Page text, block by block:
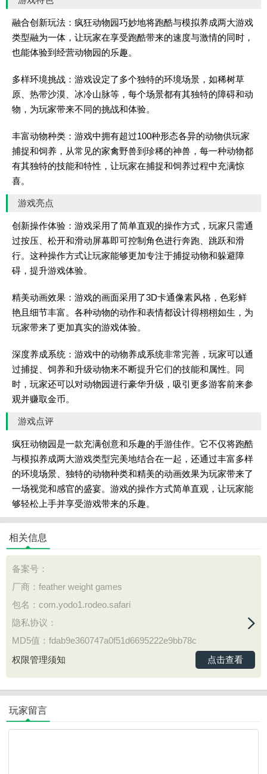
融合创新玩法：疯狂动物园巧妙地将跑酷与模拟养成两大游戏
类型融为一体，让玩家在享受跑酷带来的速度与激情的同时，
也能体验到经营动物园的乐趣。
多样环境挑战：游戏设定了多个独特的环境场景，如稀树草
原、热带沙漠、冰冷山脉等，每个场景都有其独特的障碍和动
物，为玩家带来不同的挑战和体验。
丰富动物种类：游戏中拥有超过100种形态各异的动物供玩家
捕捉和饲养，从常见的家禽野兽到珍稀的神兽，每一种动物都
有其独特的技能和特性，让玩家在捕捉和饲养过程中充满惊
喜。
游戏亮点
创新操作体验：游戏采用了简单直观的操作方式，玩家只需通
过按压、松开和滑动屏幕即可控制角色进行奔跑、跳跃和滑
行。这种操作方式让玩家能够更加专注于捕捉动物和躲避障
碍，提升游戏体验。
精美动画效果：游戏的画面采用了3D卡通像素风格，色彩鲜
艳且细节丰富。各种动物的动作和表情都设计得栩栩如生，为
玩家带来了更加真实的游戏体验。
深度养成系统：游戏中的动物养成系统非常完善，玩家可以通
过捕捉、饲养和升级动物来不断提升它们的技能和属性。同
时，玩家还可以对动物园进行豪华升级，吸引更多游客前来参
观并赚取金币。
游戏点评
疯狂动物园是一款充满创意和乐趣的手游佳作。它不仅将跑酷
与模拟养成两大游戏类型完美地结合在一起，还通过丰富多样
的环境场景、独特的动物种类和精美的动画效果为玩家带来了
一场视觉和感官的盛宴。游戏的操作方式简单直观，让玩家能
够轻松上手并享受游戏带来的乐趣。
相关信息
备案号：
厂商：feather weight games
包名：com.yodo1.rodeo.safari
隐私协议：
MD5值：fdab9e360747a0f51d6695222e9bb78c
权限管理须知
点击查看
玩家留言